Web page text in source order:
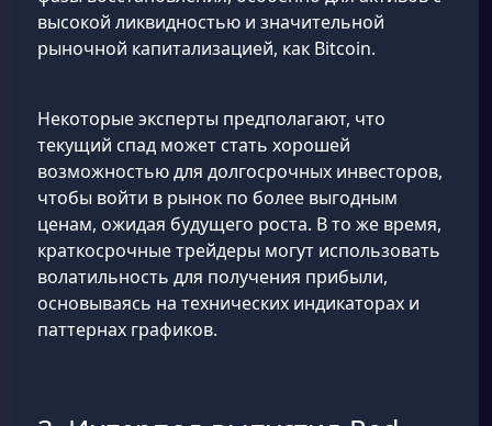
высокой ликвидностью и значительной
рыночной капитализацией, как Bitcoin.
Некоторые эксперты предполагают, что
текущий спад может стать хорошей
возможностью для долгосрочных инвесторов,
чтобы войти в рынок по более выгодным
ценам, ожидая будущего роста. В то же время,
краткосрочные трейдеры могут использовать
волатильность для получения прибыли,
основываясь на технических индикаторах и
паттернах графиков.